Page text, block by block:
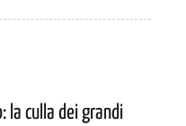
la culla dei grandi